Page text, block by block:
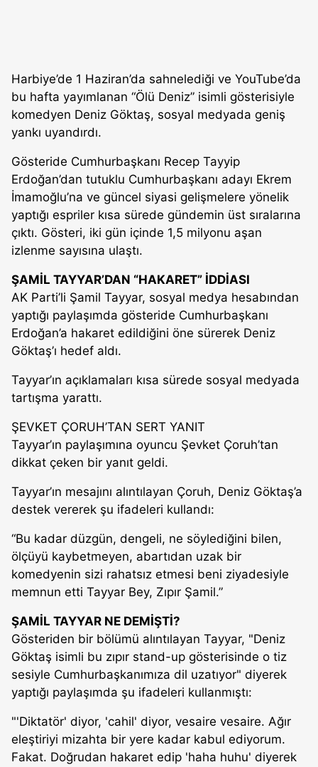
Harbiye’de 1 Haziran’da sahnelediği ve YouTube’da
bu hafta yayımlanan “Ölü Deniz” isimli gösterisiyle
komedyen Deniz Göktaş, sosyal medyada geniş
yankı uyandırdı.
Gösteride Cumhurbaşkanı Recep Tayyip
Erdoğan’dan tutuklu Cumhurbaşkanı adayı Ekrem
İmamoğlu’na ve güncel siyasi gelişmelere yönelik
yaptığı espriler kısa sürede gündemin üst sıralarına
çıktı. Gösteri, iki gün içinde 1,5 milyonu aşan
izlenme sayısına ulaştı.
ŞAMİL TAYYAR’DAN “HAKARET” İDDİASI
AK Parti’li Şamil Tayyar, sosyal medya hesabından
yaptığı paylaşımda gösteride Cumhurbaşkanı
Erdoğan’a hakaret edildiğini öne sürerek Deniz
Göktaş’ı hedef aldı.
Tayyar’ın açıklamaları kısa sürede sosyal medyada
tartışma yarattı.
ŞEVKET ÇORUH’TAN SERT YANIT
Tayyar’ın paylaşımına oyuncu Şevket Çoruh’tan
dikkat çeken bir yanıt geldi.
Tayyar’ın mesajını alıntılayan Çoruh, Deniz Göktaş’a
destek vererek şu ifadeleri kullandı:
“Bu kadar düzgün, dengeli, ne söylediğini bilen,
ölçüyü kaybetmeyen, abartıdan uzak bir
komedyenin sizi rahatsız etmesi beni ziyadesiyle
memnun etti Tayyar Bey, Zıpır Şamil.”
ŞAMİL TAYYAR NE DEMİŞTİ?
Gösteriden bir bölümü alıntılayan Tayyar, "Deniz
Göktaş isimli bu zıpır stand-up gösterisinde o tiz
sesiyle Cumhurbaşkanımıza dil uzatıyor" diyerek
yaptığı paylaşımda şu ifadeleri kullanmıştı:
"'Diktatör' diyor, 'cahil' diyor, vesaire vesaire. Ağır
eleştiriyi mizahta bir yere kadar kabul ediyorum.
Fakat. Doğrudan hakaret edip 'haha huhu' diyerek